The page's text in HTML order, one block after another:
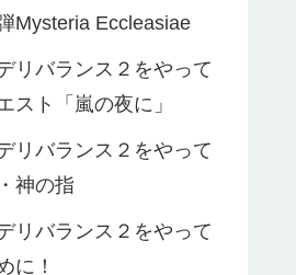
Mysteria Eccleasiae
リバランス２をやって
ト「嵐の夜に」
リバランス２をやって
神の指
リバランス２をやって
に！